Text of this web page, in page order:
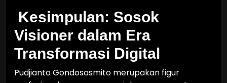
Kesimpulan: Sosok
Visioner dalam Era
Transformasi Digital
Pudjianto Gondosasmito merupakan figur